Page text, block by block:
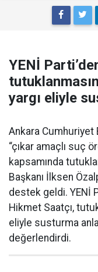
YENİ
yargı eliyle
Ankara Cumhuriyet
“çıkar amaçlı suç
kapsamında
Başkanı İlksen
destek geldi. YENİ
Hikmet Saatçı,
eliyle susturma
değerlendirdi.